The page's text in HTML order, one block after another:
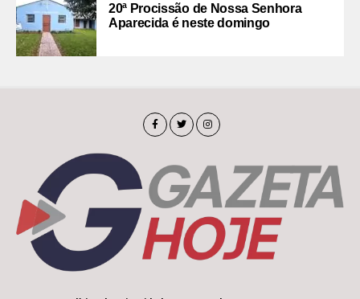
20ª Procissão de Nossa Senhora
Aparecida é neste domingo